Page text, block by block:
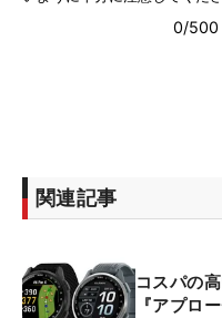
関連記事
コスパの
『アプロ